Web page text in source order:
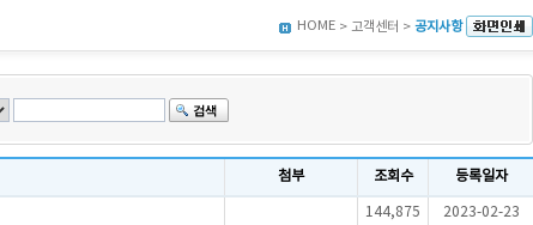
HOME > 고객센터 > 공지사항
첨부 조회수 등록일자
144,875 2023-02-23